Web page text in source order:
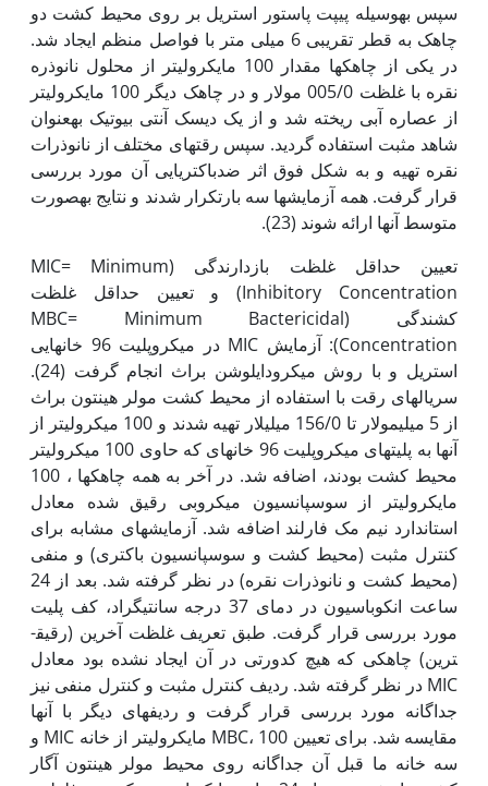
سپس به‫وسیله پیپت پاستور استریل بر روی محیط کشت دو
چاهک به قطر تقریبی 6 میلی متر با فواصل منظم ایجاد شد.
در یکی از چاهک­ها مقدار 100 مایکرولیتر از محلول نانوذره
نقره با غلظت 005/0 مولار و در چاهک دیگر 100 مایکرولیتر
از عصاره آبی ریخته شد و از یک دیسک آنتی بیوتیک به‫عنوان
شاهد مثبت استفاده گردید. سپس رقت­های مختلف از نانوذرات
نقره تهیه و به شکل فوق اثر ضدباکتریایی آن مورد بررسی
قرار گرفت. همه آزمایش­ها سه بارتکرار شدند و نتایج به‫صورت
متوسط آنها ارائه شوند (23).
تعیین حداقل غلظت بازدارندگی (MIC= Minimum
Inhibitory Concentration) و تعیین حداقل غلظت
کشندگی (MBC= Minimum Bactericidal
Concentration): آزمایش MIC در میکروپلیت 96 خانه­­ایی
استریل و با روش میکرودایلوشن براث انجام گرفت (24).
سریال­های رقت با استفاده از محیط کشت مولر هینتون براث
از 5 میلی­مولار تا 156/0 میلی­لار تهیه شدند و 100 میکرولیتر از
آن‫ها به پلیت­های میکروپلیت 96 خانه­ای که حاوی 100 میکرولیتر
محیط کشت بودند، اضافه شد. در آخر به همه چاهک­ها ، 100
مایکرولیتر از سوسپانسیون میکروبی رقیق شده معادل
استاندارد نیم مک فارلند اضافه شد. آزمایش­های مشابه برای
کنترل مثبت (محیط کشت و سوسپانسیون باکتری) و منفی
(محیط کشت و نانوذرات نقره) در نظر گرفته شد. بعد از 24
ساعت انکوباسیون در دمای 37 درجه سانتی­گراد، کف پلیت
مورد بررسی قرار گرفت. طبق تعریف غلظت آخرین (رقیق­
ترین) چاهکی که هیچ کدورتی در آن ایجاد نشده بود معادل
MIC در نظر گرفته شد. ردیف کنترل مثبت و کنترل منفی نیز
جداگانه مورد بررسی قرار گرفت و ردیف­های دیگر با آن‫ها
مقایسه شد. برای تعیین MBC، 100 مایکرولیتر از خانه MIC و
سه خانه ما قبل آن جداگانه روی محیط مولر هینتون آگار